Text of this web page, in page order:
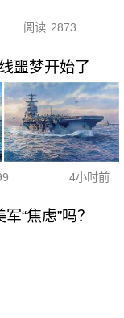
阅读 2873
噩梦开始了
4小时前
“焦虑”吗？